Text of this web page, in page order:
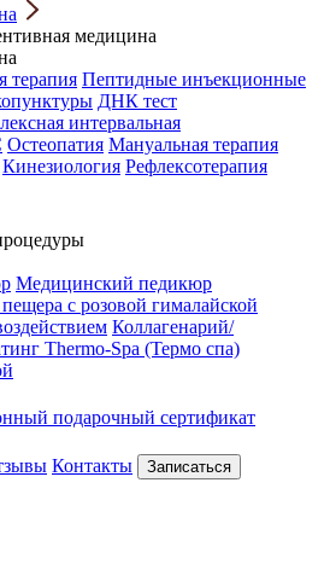
медицина
терапия Пептидные инъекционные
ДНК тест
интервальная
Остеопатия Мануальная терапия
Кинезиология Рефлексотерапия
Медицинский педикюр
с розовой гималайской
Коллагенарий/
Thermo-Spa (Термо спа)
подарочный сертификат
Контакты Записаться